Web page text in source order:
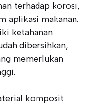
terhadap korosi,
aplikasi makanan.
ketahanan
dibersihkan,
memerlukan
komposit